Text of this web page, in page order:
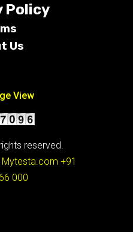
Policy
Us
View
reserved.
Mytesta.com +91
000